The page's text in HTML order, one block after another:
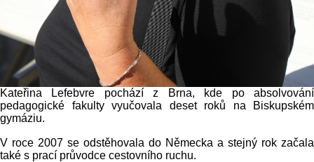
Kateřina Lefebvre pochází z Brna, kde po absolvování
pedagogické fakulty vyučovala deset roků na Biskupském
gymáziu.
V roce 2007 se odstěhovala do Německa a stejný rok začala
také s prací průvodce cestovního ruchu.